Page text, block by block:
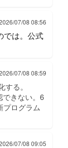
07/08 08:56
では。公式
07/08 08:59
る。
できない。6
プログラム
07/08 09:05